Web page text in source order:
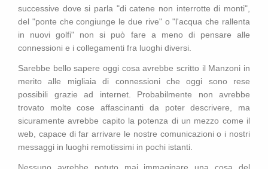
successive dove si parla "di catene non interrotte di monti",
del "ponte che congiunge le due rive" o "l'acqua che rallenta
in nuovi golfi" non si può fare a meno di pensare alle
connessioni e i collegamenti fra luoghi diversi.
Sarebbe bello sapere oggi cosa avrebbe scritto il Manzoni in
merito alle migliaia di connessioni che oggi sono rese
possibili grazie ad internet. Probabilmente non avrebbe
trovato molte cose affascinanti da poter descrivere, ma
sicuramente avrebbe capito la potenza di un mezzo come il
web, capace di far arrivare le nostre comunicazioni o i nostri
messaggi in luoghi remotissimi in pochi istanti.